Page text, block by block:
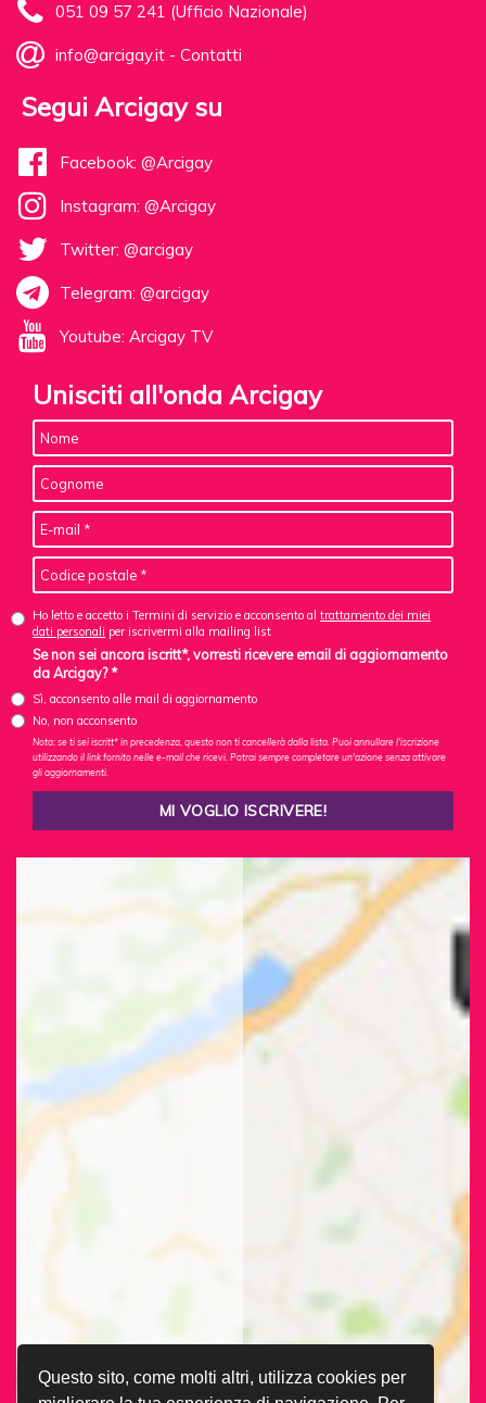
Questo sito, come molti altri, utilizza cookies per
051 09 57 241 (Ufficio Nazionale)
info@arcigay.it - Contatti
Segui Arcigay su
Facebook: @Arcigay
Instagram: @Arcigay
Twitter: @arcigay
Telegram: @arcigay
Youtube: Arcigay TV
Unisciti all'onda Arcigay
Ho letto e accetto i Termini di servizio e acconsento al trattamento dei miei
dati personali per iscrivermi alla mailing list
Se non sei ancora iscritt*, vorresti ricevere email di aggiornamento
da Arcigay? *
Sì, acconsento alle mail di aggiornamento
No, non acconsento
Nota: se ti sei iscritt* in precedenza, questo non ti cancellerà dalla lista. Puoi annullare l'iscrizione
utilizzando il link fornito nelle e-mail che ricevi. Potrai sempre completare un'azione senza attivare
gli aggiornamenti.